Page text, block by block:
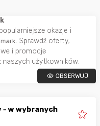
okazje i
. Sprawdź oferty,
i promocje
naszych użytkowników.
OBSERWUJ
- w wybranych